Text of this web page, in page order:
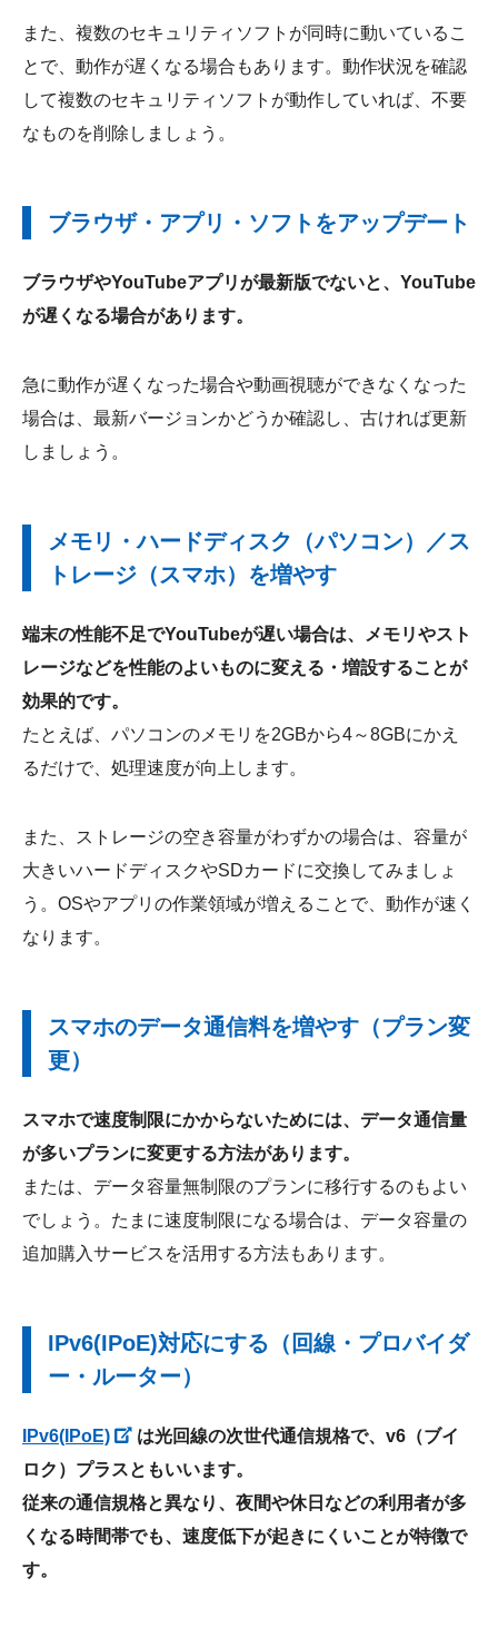
また、複数のセキュリティソフトが同時に動いているこ
とで、動作が遅くなる場合もあります。動作状況を確認
して複数のセキュリティソフトが動作していれば、不要
なものを削除しましょう。
ブラウザ・アプリ・ソフトをアップデート
ブラウザやYouTubeアプリが最新版でないと、YouTube
が遅くなる場合があります。
急に動作が遅くなった場合や動画視聴ができなくなった
場合は、最新バージョンかどうか確認し、古ければ更新
しましょう。
メモリ・ハードディスク（パソコン）／ス
トレージ（スマホ）を増やす
端末の性能不足でYouTubeが遅い場合は、メモリやスト
レージなどを性能のよいものに変える・増設することが
効果的です。
たとえば、パソコンのメモリを2GBから4～8GBにかえ
るだけで、処理速度が向上します。
また、ストレージの空き容量がわずかの場合は、容量が
大きいハードディスクやSDカードに交換してみましょ
う。OSやアプリの作業領域が増えることで、動作が速く
なります。
スマホのデータ通信料を増やす（プラン変
更）
スマホで速度制限にかからないためには、データ通信量
が多いプランに変更する方法があります。
または、データ容量無制限のプランに移行するのもよい
でしょう。たまに速度制限になる場合は、データ容量の
追加購入サービスを活用する方法もあります。
IPv6(IPoE)対応にする（回線・プロバイダ
ー・ルーター）
IPv6(IPoE)
は光回線の次世代通信規格で、v6（ブイ
ロク）プラスともいいます。
従来の通信規格と異なり、夜間や休日などの利用者が多
くなる時間帯でも、速度低下が起きにくいことが特徴で
す。